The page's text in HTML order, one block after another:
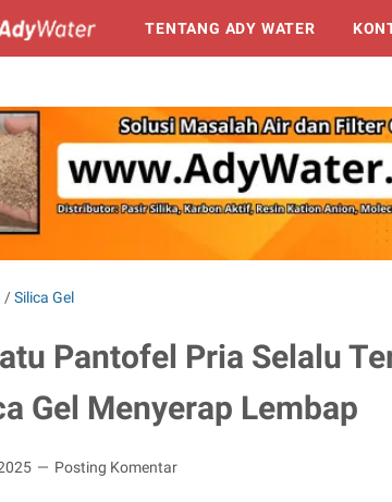
TENTANG ADY WATER
/Silica Gel
Pantofel Pria Selalu
Gel Menyerap Lembap
Posting Komentar